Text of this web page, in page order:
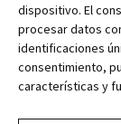
dispositivo. El
procesar datos
identificaciones
consentimiento,
características y